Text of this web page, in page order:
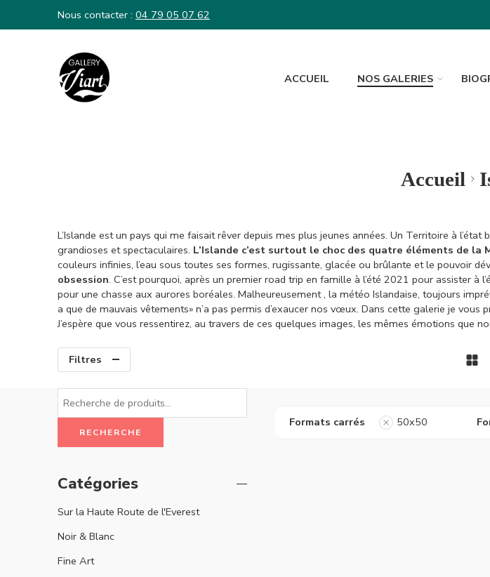
Nous contacter : 04 79 05 07 62
ACCUEIL NOS GALERIES
Accueil
L’Islande est un pays qui me faisait rêver depuis mes plus jeunes années. Un Territoire à
grandioses et spectaculaires. L’Islande c’est surtout le choc des quatre éléments de la
couleurs infinies, l’eau sous toutes ses formes, rugissante, glacée ou brûlante et le pouvoir
obsession. C’est pourquoi, après un premier road trip en famille à l’été 2021 pour assister
pour une chasse aux aurores boréales. Malheureusement , la météo Islandaise, toujours
a que de mauvais vêtements» n’a pas permis d’exaucer nos vœux. Dans cette galerie je vous
J’espère que vous ressentirez, au travers de ces quelques images, les mêmes émotions que
Filtres
Formats carrés 50x50
RECHERCHE
Catégories
Sur la Haute Route de l'Everest
Noir & Blanc
Fine Art